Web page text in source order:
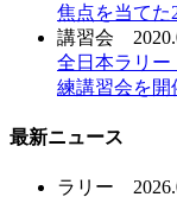
焦点を当てた
講習会
全日本ラリー
練講習会を開
最新ニュース
ラリー